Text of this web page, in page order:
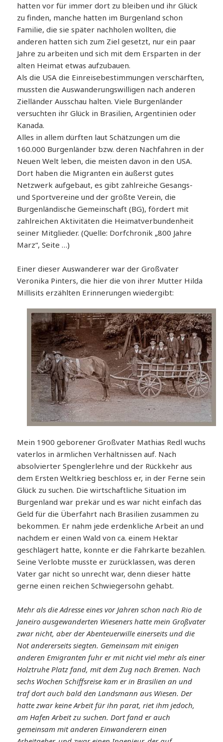
hatten vor für immer dort zu bleiben und ihr Glück
zu finden, manche hatten im Burgenland schon
Familie, die sie später nachholen wollten, die
anderen hatten sich zum Ziel gesetzt, nur ein paar
Jahre zu arbeiten und sich mit dem Ersparten in der
alten Heimat etwas aufzubauen.
Als die USA die Einreisebestimmungen verschärften,
mussten die Auswanderungswilligen nach anderen
Zielländer Ausschau halten. Viele Burgenländer
versuchten ihr Glück in Brasilien, Argentinien oder
Kanada.
Alles in allem dürften laut Schätzungen um die
160.000 Burgenländer bzw. deren Nachfahren in der
Neuen Welt leben, die meisten davon in den USA.
Dort haben die Migranten ein äußerst gutes
Netzwerk aufgebaut, es gibt zahlreiche Gesangs-
und Sportvereine und der größte Verein, die
Burgenländische Gemeinschaft (BG), fördert mit
zahlreichen Aktivitäten die Heimatverbundenheit
seiner Mitglieder. (Quelle: Dorfchronik „800 Jahre
Marz“, Seite …)
Einer dieser Auswanderer war der Großvater
Veronika Pinters, die hier die von ihrer Mutter Hilda
Millisits erzählten Erinnerungen wiedergibt:
Mein 1900 geborener Großvater Mathias Redl wuchs
vaterlos in ärmlichen Verhältnissen auf. Nach
absolvierter Spenglerlehre und der Rückkehr aus
dem Ersten Weltkrieg beschloss er, in der Ferne sein
Glück zu suchen. Die wirtschaftliche Situation im
Burgenland war prekär und es war nicht einfach das
Geld für die Überfahrt nach Brasilien zusammen zu
bekommen. Er nahm jede erdenkliche Arbeit an und
nachdem er einen Wald von ca. einem Hektar
geschlägert hatte, konnte er die Fahrkarte bezahlen.
Seine Verlobte musste er zurücklassen, was deren
Vater gar nicht so unrecht war, denn dieser hätte
gerne einen reichen Schwiegersohn gehabt.
Mehr als die Adresse eines vor Jahren schon nach Rio de
Janeiro ausgewanderten Wieseners hatte mein Großvater
zwar nicht, aber der Abenteuerwille einerseits und die
Not andererseits siegten. Gemeinsam mit einigen
anderen Emigranten fuhr er mit nicht viel mehr als einer
Holztruhe Platz fand, mit dem Zug nach Bremen. Nach
sechs Wochen Schiffsreise kam er in Brasilien an und
traf dort auch bald den Landsmann aus Wiesen. Der
hatte zwar keine Arbeit für ihn parat, riet ihm jedoch,
am Hafen Arbeit zu suchen. Dort fand er auch
gemeinsam mit anderen Einwanderern einen